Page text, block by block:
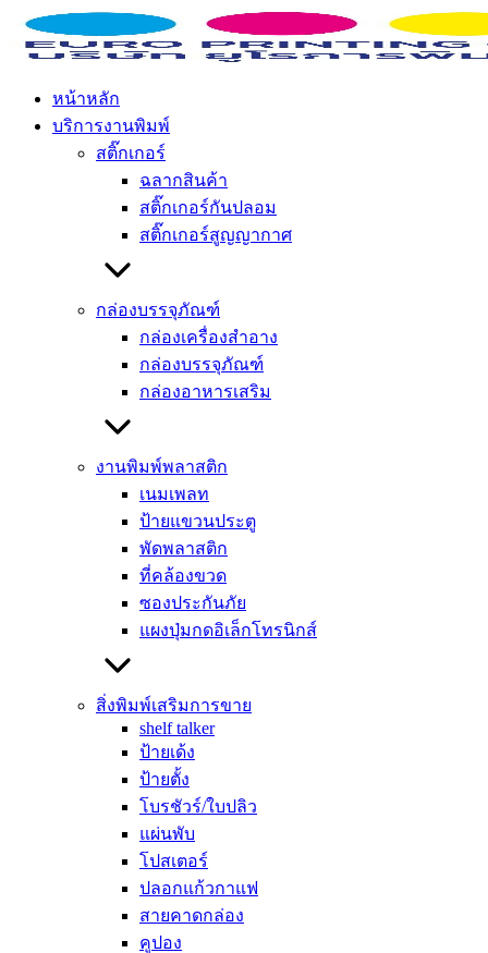
Skip
content
หน้าหลัก
บริการงานพิมพ์
สติ๊กเกอร์
ฉลากสินค้า
สติ๊กเกอร์กันปลอม
สติ๊กเกอร์สูญญากาศ
กล่องบรรจุภัณฑ์
กล่องเครื่องสำอาง
กล่องบรรจุภัณฑ์
กล่องอาหารเสริม
งานพิมพ์พลาสติก
เนมเพลท
ป้ายแขวนประตู
พัดพลาสติก
ที่คล้องขวด
ซองประกันภัย
แผงปุ่มกดอิเล็กโทรนิกส์
สิ่งพิมพ์เสริมการขาย
shelf talker
ป้ายเด้ง
ป้ายตั้ง
โบรชัวร์/ใบปลิว
แผ่นพับ
โปสเตอร์
ปลอกแก้วกาแฟ
สายคาดกล่อง
คูปอง
ป้าย shelf talker มีกี่ประเภท เลือกอย่างไรให้เหมาะกับสินค้า
Home»ข่าวสาร / บทความ»ป้าย shelf talker มีกี่ประเภท เลือก
ป้าย shelf talker มีกี่ประเภท เลือกอย่างไร
ให้เหมาะกับสินค้า
January 23, 2026 Euro Admin
ป้าย shelf talker มีกี่ประเภท เลือกอย่างไร
ให้เหมาะกับสินค้า
การเดินเข้าไปในห้างสรรพสินค้าหรือซูเปอร์มาร์เก็ตในปัจจุบัน
สิ่งที่ผู้บริโภคต้องเผชิญคือสงครามแย่งชิงสายตาจากบรรดา
สินค้านับพันรายการที่วางเรียงรายอยู่บนชั้นวาง แบรนด์ต่าง ๆ
พยายามงัดกลยุทธ์สารพัดรูปแบบมาเพื่อหยุดลูกค้าให้ได้ และ
หนึ่งในเครื่องมือที่ได้รับความนิยมสูงสุดและขาดไม่ได้เลยก็คือ
ป้าย shelf talkerหรือป้ายโฆษณาที่ยื่นออกมาจากชั้นวางสินค้า
นั่นเอง อุปกรณ์ชิ้นนี้เปรียบเสมือนพนักงานขายที่คอยทำหน้าที่
เรียกลูกค้าให้หันมามองและกระตุ้นการตัดสินใจซื้อได้ในวินาที
สุดท้ายก่อนที่ลูกค้าจะเดินผ่านไป
อย่างไรก็ตาม สำหรับเจ้าของธุรกิจหรือนักการตลาดมือใหม่
การจะเริ่มสั่งผลิตสื่อชนิดนี้มักจะเจอกับคำถามโลกแตกเสมอว่า
ควรจะเลือกทำแบบไหนดี เพราะในท้องตลาดมีรูปแบบและวัสดุ
ให้เลือกเยอะมาก ไม่ว่าจะเป็นแบบแผ่นเรียบธรรมดา แบบเด้งได้
หรือแบบใช้วัสดุพิเศษ หากเลือกผิดประเภทนอกจากจะสิ้นเปลือง
งบประมาณโดยใช่เหตุแล้ว อาจส่งผลเสียต่อภาพลักษณ์ของ
แบรนด์ได้ เช่น ป้ายเปื่อยยุ่ยเมื่อโดนความชื้น หรือป้ายมีขนาด
ใหญ่เทอะทะจนบังสินค้าข้างเคียง ทำให้ดูไม่เป็นมืออาชีพ